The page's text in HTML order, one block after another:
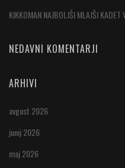
KIKKOMAN NAJBOLJŠI MLAJŠI KADET
NEDAVNI KOMENTARJI
ARHIVI
avgust 2026
junij 2026
maj 2026